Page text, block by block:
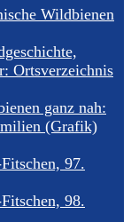
Wildbienen
Ortsverzeichnis
ganz nah:
(Grafik)
97.
98.